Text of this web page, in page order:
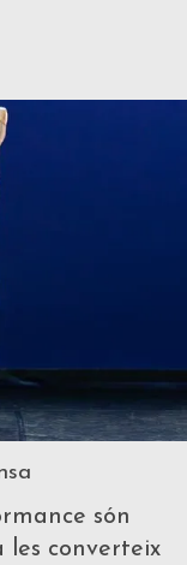
són
converteix